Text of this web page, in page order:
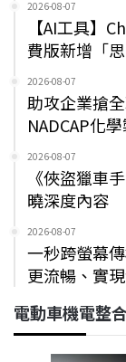
2026-08-07
【AI工具】
費版新增「思
2026-08-07
助攻企業搶
NADCAP化
2026-08-07
《俠盜獵車
曉深度內容
2026-08-07
一秒跨螢幕
更流暢、實
電動車機電整